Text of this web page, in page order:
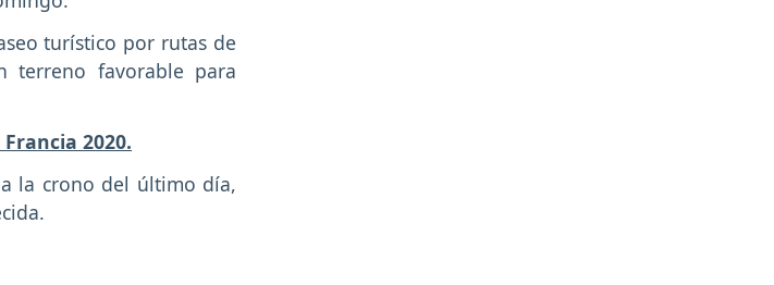
turístico por rutas de
terreno favorable para
2020.
la crono del último día,